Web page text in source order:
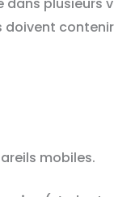
plusieurs
mobiles.